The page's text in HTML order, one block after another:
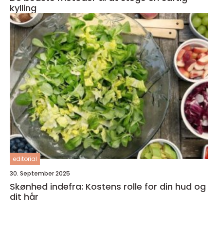
kylling
editorial
30. September 2025
Skønhed indefra: Kostens rolle for din hud og
dit hår